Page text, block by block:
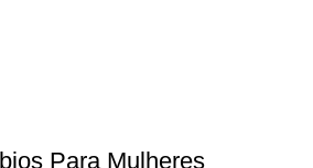
Para Mulheres